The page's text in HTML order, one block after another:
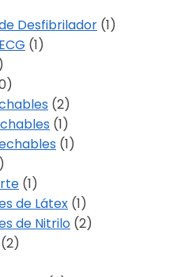
Desfibrilador (1)
(1)
(2)
(1)
(1)
(1)
de Látex (1)
de Nitrilo (2)
(2)